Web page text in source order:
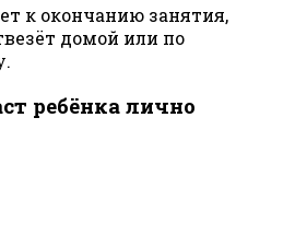
к окончанию занятия,
домой или по
ребёнка лично